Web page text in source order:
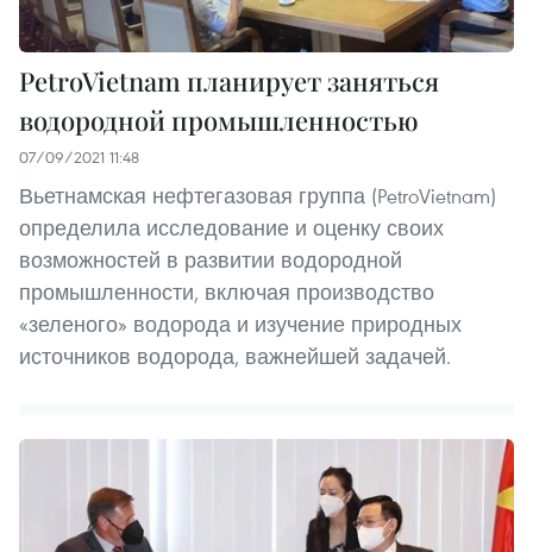
PetroVietnam планирует заняться
водородной промышленностью
07/09/2021 11:48
Вьетнамская нефтегазовая группа (PetroVietnam)
определила исследование и оценку своих
возможностей в развитии водородной
промышленности, включая производство
«зеленого» водорода и изучение природных
источников водорода, важнейшей задачей.